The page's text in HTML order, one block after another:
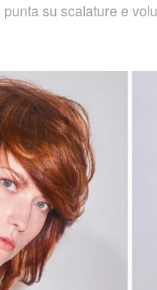
su scalature e